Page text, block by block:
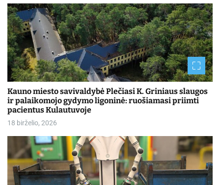
Kauno miesto savivaldybė Plečiasi K. Griniaus slaugos
ir palaikomojo gydymo ligoninė: ruošiamasi priimti
pacientus Kulautuvoje
18 birželio, 2026